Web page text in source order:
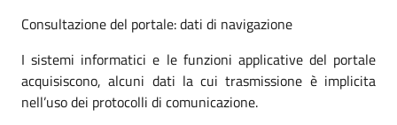
Consultazione del portale: dati di navigazione
I sistemi informatici e le funzioni applicative del portale
acquisiscono, alcuni dati la cui trasmissione è implicita
nell’uso dei protocolli di comunicazione.